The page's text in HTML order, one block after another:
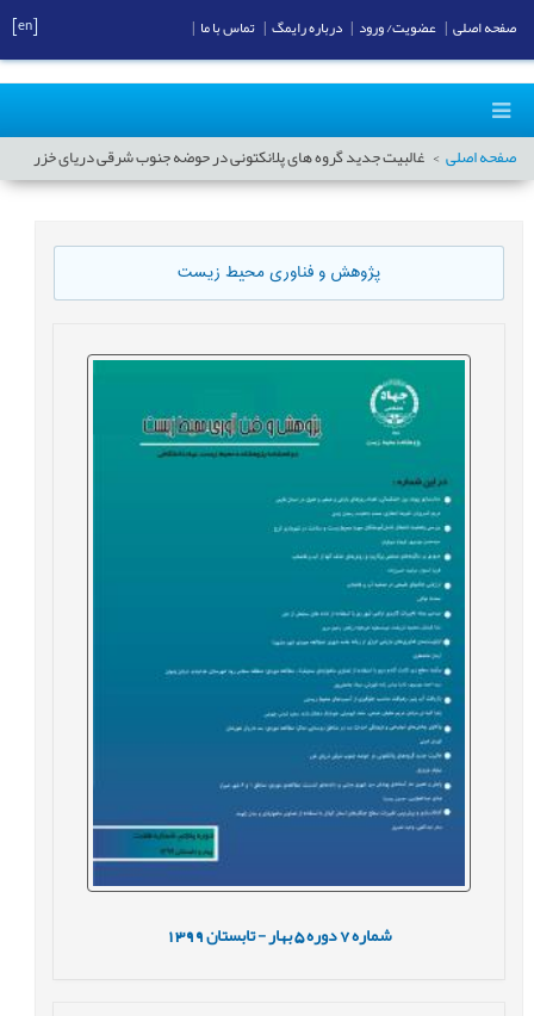
صفحه اصلی غالبیت جدید گروه های پلانکتونی در حوضه جنوب شرقی دریای خزر
پژوهش و فناوری محیط زیست
شماره7 دوره5 بهار - تابستان1399
صفحه اصلی عضویت/ ورود درباره رایمگ تماس با ما